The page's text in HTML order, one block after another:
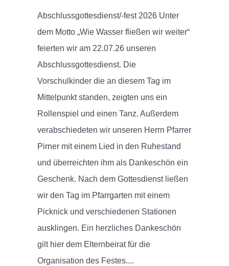
Abschlussgottesdienst/-fest 2026 Unter
dem Motto „Wie Wasser fließen wir weiter“
feierten wir am 22.07.26 unseren
Abschlussgottesdienst. Die
Vorschulkinder die an diesem Tag im
Mittelpunkt standen, zeigten uns ein
Rollenspiel und einen Tanz. Außerdem
verabschiedeten wir unseren Herrn Pfarrer
Pirner mit einem Lied in den Ruhestand
und überreichten ihm als Dankeschön ein
Geschenk. Nach dem Gottesdienst ließen
wir den Tag im Pfarrgarten mit einem
Picknick und verschiedenen Stationen
ausklingen. Ein herzliches Dankeschön
gilt hier dem Elternbeirat für die
Organisation des Festes....